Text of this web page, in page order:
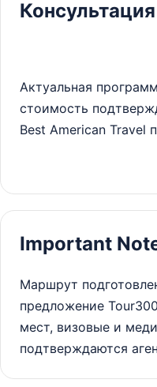
Актуальная
стоимость
Best American Travel
Important
Маршрут
предложение
мест, визовые и
подтверждаются